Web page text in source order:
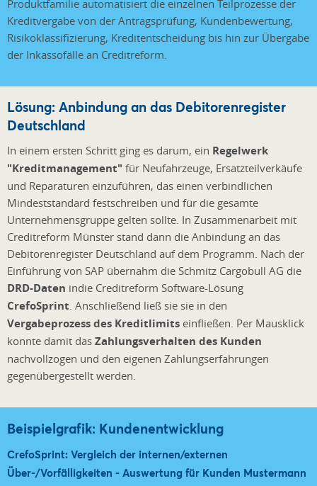
Produktfamilie automatisiert die einzelnen Teilprozesse der
Kreditvergabe von der Antragsprüfung, Kundenbewertung,
Risikoklassifizierung, Kreditentscheidung bis hin zur Übergabe
der Inkassofälle an Creditreform.
Lösung: Anbindung an das Debitorenregister
Deutschland
In einem ersten Schritt ging es darum, ein Regelwerk
"Kreditmanagement" für Neufahrzeuge, Ersatzteilverkäufe
und Reparaturen einzuführen, das einen verbindlichen
Mindeststandard festschreiben und für die gesamte
Unternehmensgruppe gelten sollte. In Zusammenarbeit mit
Creditreform Münster stand dann die Anbindung an das
Debitorenregister Deutschland auf dem Programm. Nach der
Einführung von SAP übernahm die Schmitz Cargobull AG die
DRD-Daten indie Creditreform Software-Lösung
CrefoSprint. Anschließend ließ sie sie in den
Vergabeprozess des Kreditlimits einfließen. Per Mausklick
konnte damit das Zahlungsverhalten des Kunden
nachvollzogen und den eigenen Zahlungserfahrungen
gegenübergestellt werden.
Beispielgrafik: Kundenentwicklung
CrefoSprint: Vergleich der internen/externen
Über-/Vorfälligkeiten - Auswertung für Kunden Mustermann